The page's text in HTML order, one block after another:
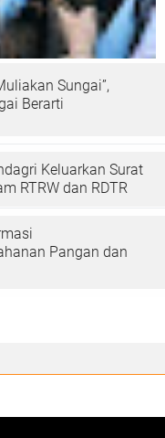
Sungai”,
Berarti
Keluarkan Surat
RTRW dan RDTR
Pangan dan